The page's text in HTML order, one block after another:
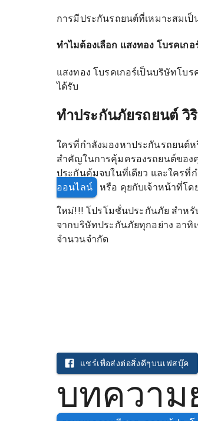
การมีประกันรถยนต์ที่เหมาะสมเ
ทำไมต้องเลือก แสงทอง โบรคเกอ
แสงทอง โบรคเกอร์เป็นบริษัทโบ
ได้รับ
ทำประกันภัยรถยนต์ วิ
ใครที่กำลังมองหาประกันรถยนต์
สำคัญในการคุ้มครองรถยนต์ของ
ประกันคุ้มจบในที่เดียว และใครที่
ออนไลน์
หรือ คุยกับเจ้าหน้าที่โด
ใหม่!!! โปรโมชั่นประกันภัย สำห
จากบริษัทประกันภัยทุกอย่าง อาทิ
จำนวนจำกัด
แชร์เพื่อส่งต่อสิ่งดีๆบนเฟสบุ๊ค
บทควา